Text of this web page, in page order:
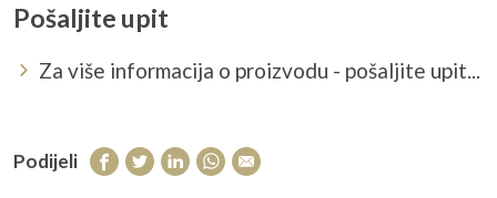
Pošaljite upit
Za više informacija o proizvodu - pošaljite upit...
Podijeli